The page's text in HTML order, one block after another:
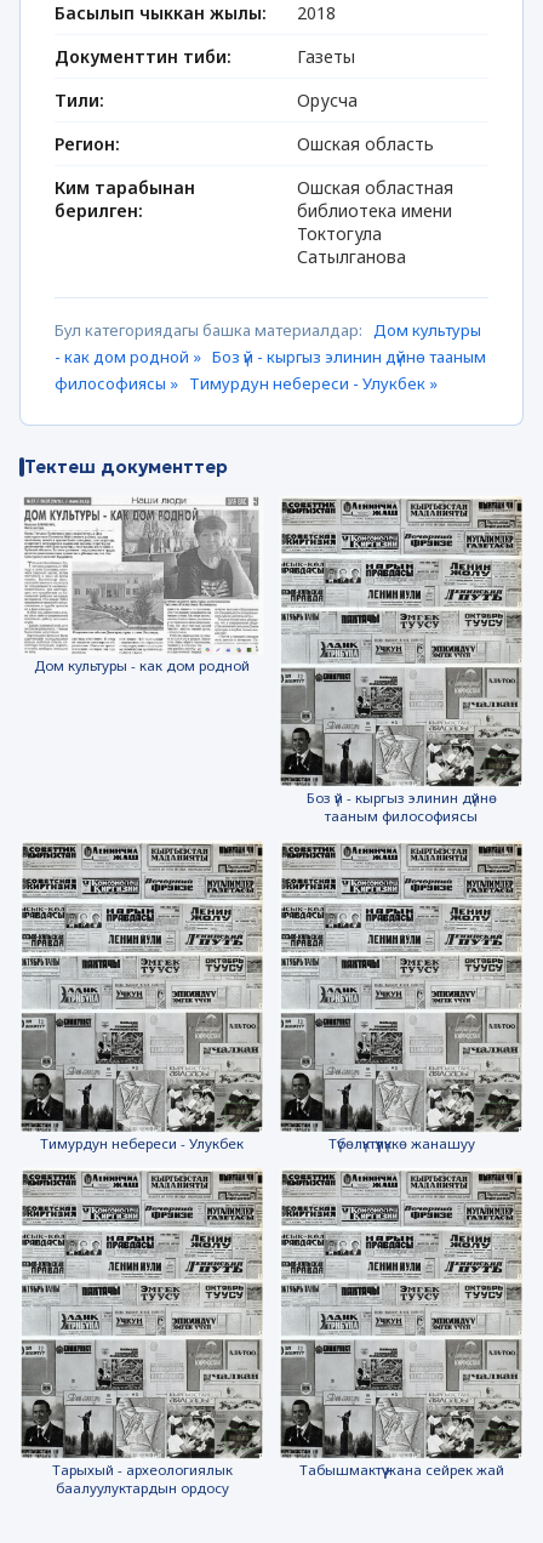
Басылып чыккан жылы:
2018
Документтин тиби:
Газеты
Тили:
Орусча
Регион:
Ошская область
Ким тарабынан
берилген:
Ошская областная
библиотека имени
Токтогула
Сатылганова
Бул категориядагы башка материалдар: Дом культуры
- как дом родной » Боз үй - кыргыз элинин дүйнө тааным
философиясы » Тимурдун небереси - Улукбек »
Тектеш документтер
Дом культуры - как дом родной
Боз үй - кыргыз элинин дүйнө
тааным философиясы
Тимурдун небереси - Улукбек Түбөлүктүүлүккө жанашуу
Тарыхый - археологиялык
баалуулуктардын ордосу
Табышмактүү жана сейрек жай